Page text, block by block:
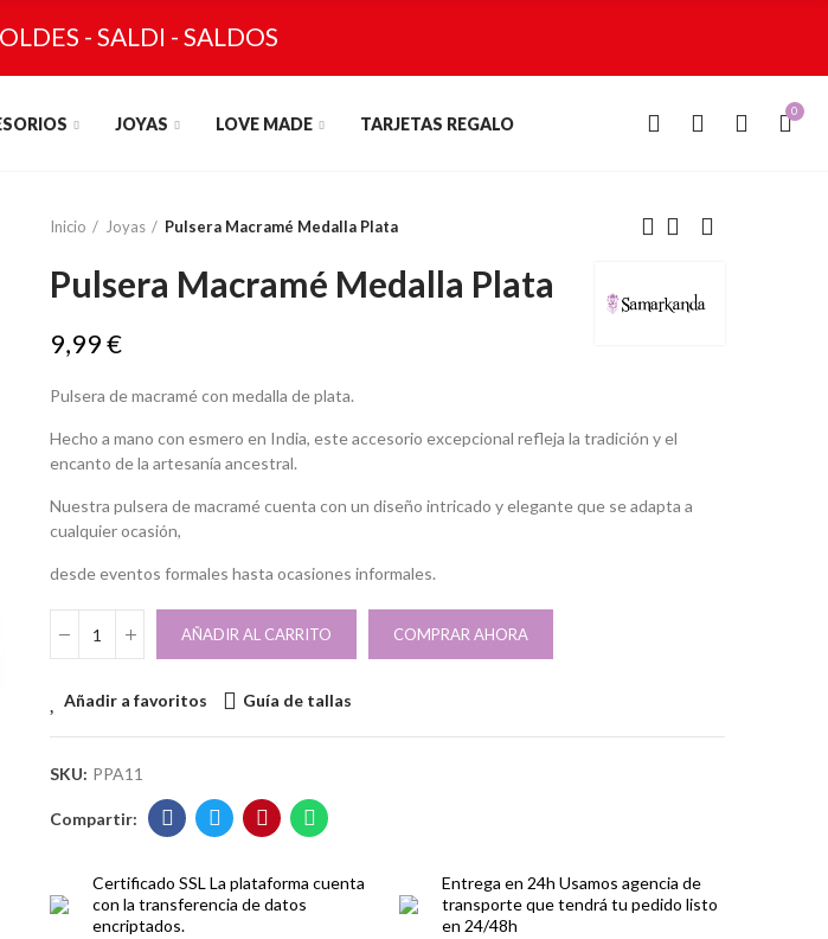
- SALDI - SALDOS
JOYAS LOVE MADE TARJETAS REGALO
0
Inicio Joyas Pulsera Macramé Medalla Plata
Pulsera Macramé Medalla Plata
9,99 €
Pulsera de macramé con medalla de plata.
Hecho a mano con esmero en India, este accesorio excepcional refleja la tradición y el
encanto de la artesanía ancestral.
Nuestra pulsera de macramé cuenta con un diseño intricado y elegante que se adapta a
cualquier ocasión,
desde eventos formales hasta ocasiones informales.
AÑADIR AL CARRITO COMPRAR AHORA
Añadir a favoritos Guía de tallas
SKU: PPA11
Certificado SSL La plataforma cuenta
con la transferencia de datos
encriptados.
Entrega en 24h Usamos agencia de
transporte que tendrá tu pedido listo
en 24/48h